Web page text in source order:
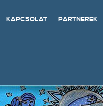
KAPCSOLAT PARTNEREK